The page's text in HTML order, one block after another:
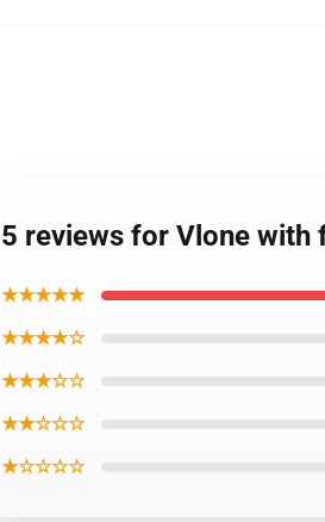
5 reviews for Vlone
★★★★★
★★★★☆
★★★☆☆
★★☆☆☆
★☆☆☆☆